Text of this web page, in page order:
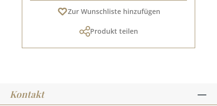
Zur Wunschliste hinzufügen
Produkt teilen
Kontakt